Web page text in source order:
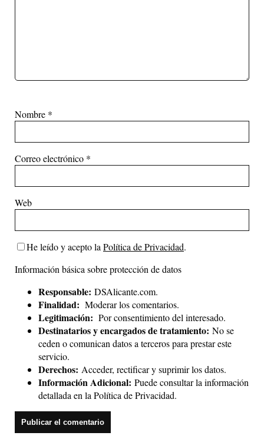
Nombre *
Correo electrónico *
Web
He leído y acepto laPolítica de Privacidad.
Información básica sobre protección de datos
Responsable: DSAlicante.com.
Finalidad: Moderar los comentarios.
Legitimación: Por consentimiento del interesado.
Destinatarios y encargados de tratamiento: No se
ceden o comunican datos a terceros para prestar este
servicio.
Derechos: Acceder, rectificar y suprimir los datos.
Información Adicional: Puede consultar la información
detallada en laPolítica de Privacidad.